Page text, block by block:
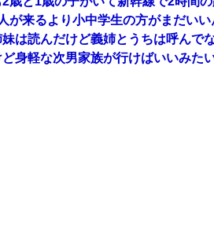
が来るより小中学生の方がまだい
は読んだけど義姉とうちは呼んで
身軽な次男家族が行けばいいみた